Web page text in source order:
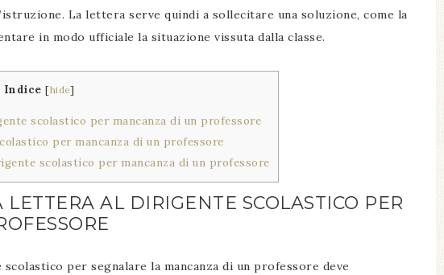
La lettera serve quindi a sollecitare una soluzione, come la
in modo ufficiale la situazione vissuta dalla classe.
Indice [hide]
scolastico per mancanza di un professore
per mancanza di un professore
scolastico per mancanza di un professore
LETTERA AL DIRIGENTE SCOLASTICO PER
per segnalare la mancanza di un professore deve